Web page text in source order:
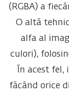
(RGBA) a
O altă
alfa al
culori),
În acest
făcând orice